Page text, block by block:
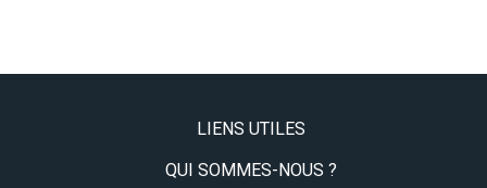
LIENS UTILES
QUI SOMMES-NOUS ?